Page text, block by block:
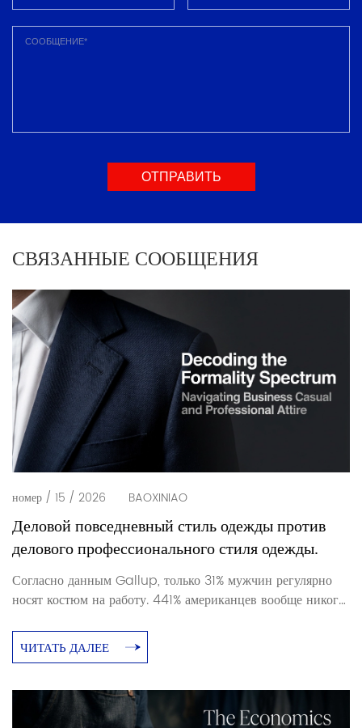
ОТПРАВИТЬ
СВЯЗАННЫЕ СООБЩЕНИЯ
номер / 15 / 2026 BAOXINIAO
Деловой повседневный стиль одежды против
делового профессионального стиля одежды.
Согласно данным Gallup, только 31% мужчин регулярно
носят костюм на работу. 441% американцев вообще никогда
прежнему существует как реальная категория дресс-кода,
имеющая значение в определенных отраслях и в
повседневного стиля реален. Так же реальна и путаница
между деловым и деловым стилем […]
ЧИТАТЬ ДАЛЕЕ